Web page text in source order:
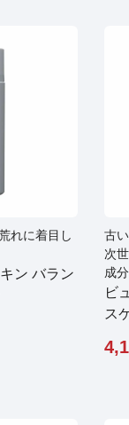
れに着目し
ン バラン
古
次
成
ビ
ス